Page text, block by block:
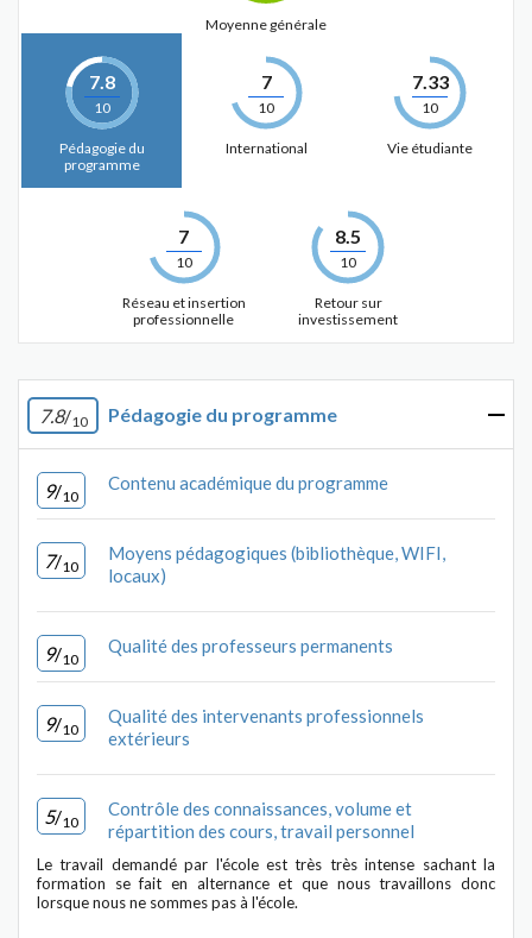
Moyenne générale
7.8
10
Pédagogie du
programme
7
10
International
7.33
10
Vie étudiante
7
10
Réseau et insertion
professionnelle
8.5
10
Retour sur
investissement
7.8/10 Pédagogie du programme
9/10
Contenu académique du programme
7/10
Moyens pédagogiques (bibliothèque, WIFI,
locaux)
9/10
Qualité des professeurs permanents
9/10
Qualité des intervenants professionnels
extérieurs
5/10
Contrôle des connaissances, volume et
répartition des cours, travail personnel
Le travail demandé par l'école est très très intense sachant la
formation se fait en alternance et que nous travaillons donc
lorsque nous ne sommes pas à l'école.